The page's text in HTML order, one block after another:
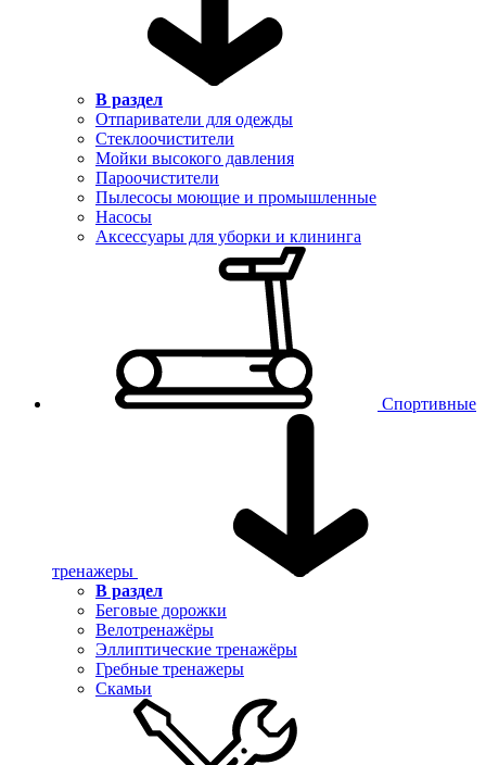
В раздел
Отпариватели для одежды
Стеклоочистители
Мойки высокого давления
Пароочистители
Пылесосы моющие и промышленные
Насосы
Аксессуары для уборки и клининга
Спортивные
тренажеры
В раздел
Беговые дорожки
Велотренажёры
Эллиптические тренажёры
Гребные тренажеры
Скамьи